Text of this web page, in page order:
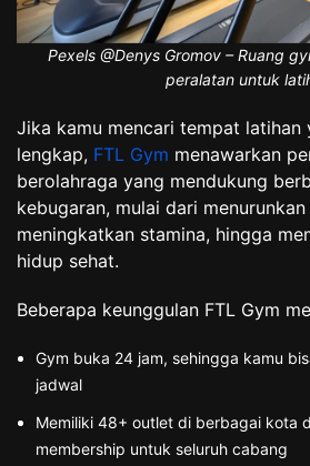
Pexels @Denys Gromov – Ruang
peralatan untuk
Jika kamu mencari tempat latihan
lengkap, FTL Gym menawarkan
berolahraga yang mendukung
kebugaran, mulai dari
meningkatkan stamina, hingga
hidup sehat.
Beberapa keunggulan FTL Gym
Gym buka 24 jam, sehingga kamu
jadwal
Memiliki 48+ outlet di berbagai kota
membership untuk seluruh cabang